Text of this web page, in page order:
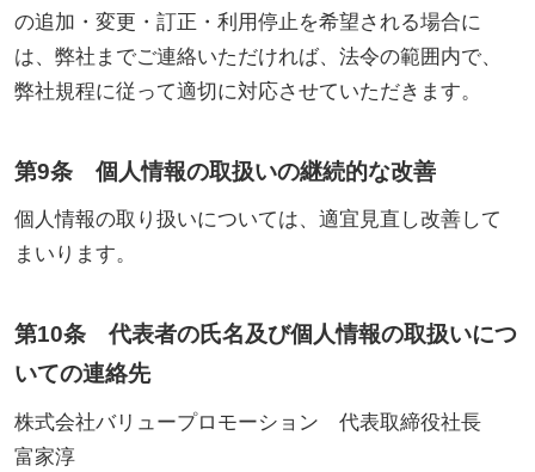
の追加・変更・訂正・利用停止を希望される場合に
は、弊社までご連絡いただければ、法令の範囲内で、
弊社規程に従って適切に対応させていただきます。
第9条 個人情報の取扱いの継続的な改善
個人情報の取り扱いについては、適宜見直し改善して
まいります。
第10条 代表者の氏名及び個人情報の取扱いにつ
いての連絡先
株式会社バリュープロモーション 代表取締役社長
富家淳